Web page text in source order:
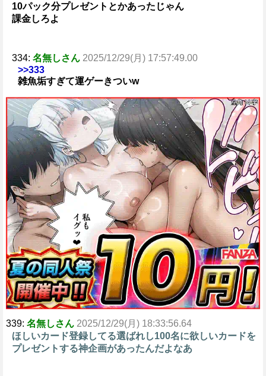
10パック分プレゼントとかあったじゃん
課金しろよ
334: 名無しさん 2025/12/29(月) 17:57:49.00
>>333
雑魚垢すぎて運ゲーきついw
339: 名無しさん 2025/12/29(月) 18:33:56.64
ほしいカード登録してる選ばれし100名に欲しいカードを
プレゼントする神企画があったんだよなあ